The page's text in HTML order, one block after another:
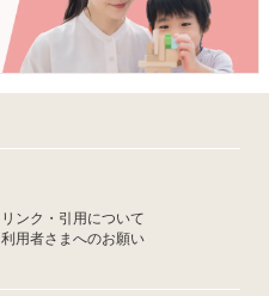
リンク・引用について
利用者さまへのお願い